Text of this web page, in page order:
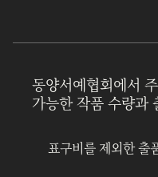
동양서예협회에서
가능한 작품 수량과
표구비를 제외한 출